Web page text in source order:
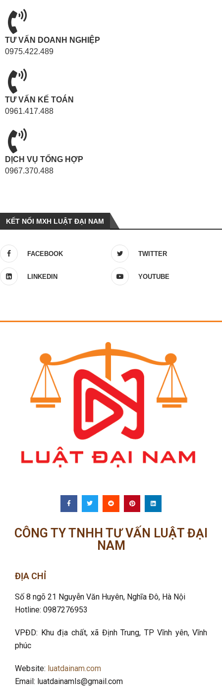
TƯ VẤN DOANH NGHIỆP
0975.422.489
TƯ VẤN KẾ TOÁN
0961.417.488
DỊCH VỤ TỔNG HỢP
0967.370.488
KẾT NỐI MXH LUẬT ĐẠI NAM
FACEBOOK TWITTER
LINKEDIN YOUTUBE
CÔNG TY TNHH TƯ VẤN LUẬT ĐẠI
NAM
ĐỊA CHỈ
Số 8 ngõ 21 Nguyễn Văn Huyên, Nghĩa Đô, Hà Nội
Hotline: 0987276953
VPĐD: Khu địa chất, xã Định Trung, TP Vĩnh yên, Vĩnh
phúc
Website: luatdainam.com
Email: luatdainamls@gmail.com